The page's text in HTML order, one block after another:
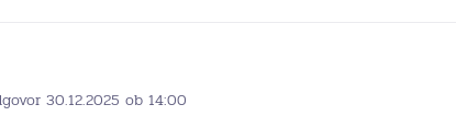
30.12.2025 ob 14:00